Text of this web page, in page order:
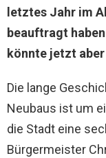
letztes Jahr im
beauftragt
könnte jetzt
Die lange
Neubaus ist um
die Stadt eine
Bürgermeister